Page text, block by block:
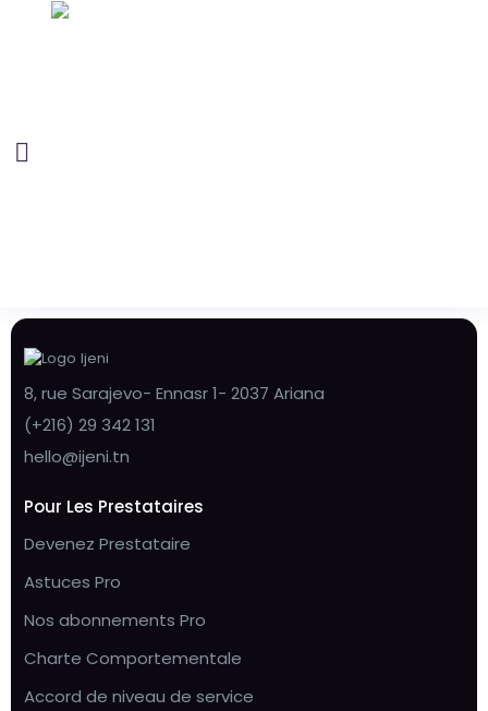
8, rue Sarajevo- Ennasr 1- 2037 Ariana
(+216) 29 342 131
hello@ijeni.tn
Pour Les Prestataires
Devenez Prestataire
Astuces Pro
Nos abonnements Pro
Charte Comportementale
Accord de niveau de service